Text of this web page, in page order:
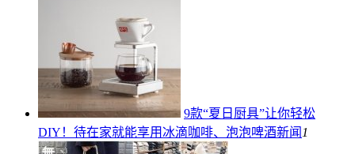
9款“夏日厨具”让你轻松
DIY！待在家就能享用冰滴咖啡、泡泡啤酒新闻 1